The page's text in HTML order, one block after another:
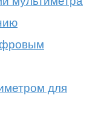
для